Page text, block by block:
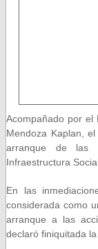
Acompañado por el
Mendoza Kaplan,
arranque de las
Infraestructura
En las
considerada como
arranque a las
declaró finiquitada la